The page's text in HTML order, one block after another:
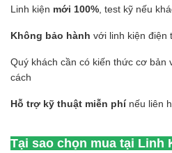
Linh kiện mới 100% , test kỹ nếu
Không bảo hành với linh kiện
Quý khách cần có kiến thức cơ bản
cách
Hỗ trợ kỹ thuật miễn phínếu liên
Tại sao chọn mua tại Linh